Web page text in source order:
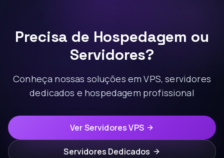
Precisa de Hospedagem ou
Servidores?
Conheça nossas soluções em VPS, servidores
dedicados e hospedagem profissional
Ver Servidores VPS
Servidores Dedicados